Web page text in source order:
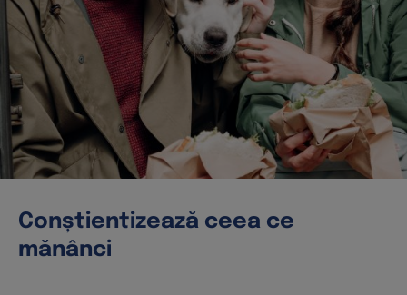
Conștientizează ceea ce
mănânci